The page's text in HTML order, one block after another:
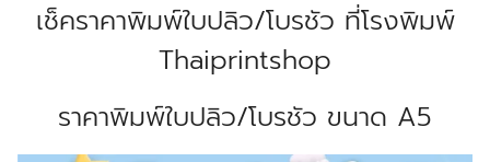
เช็คราคาพิมพ์ใบปลิว/โบรชัว ที่โรงพิมพ์
Thaiprintshop
ราคาพิมพ์ใบปลิว/โบรชัว ขนาด A5